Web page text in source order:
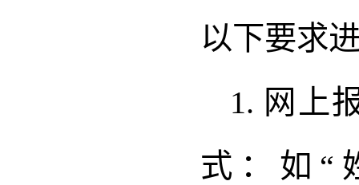
以下要求
1. 网上
式：如“